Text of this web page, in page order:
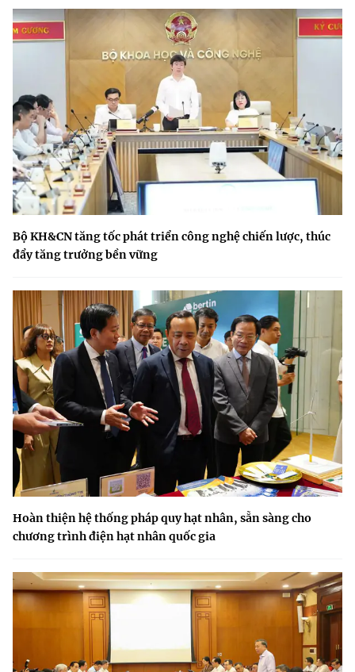
Bộ KH&CN tăng tốc phát triển công nghệ chiến lược, thúc
đẩy tăng trưởng bền vững
Hoàn thiện hệ thống pháp quy hạt nhân, sẵn sàng cho
chương trình điện hạt nhân quốc gia